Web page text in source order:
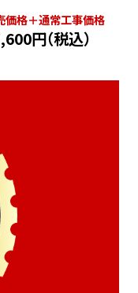
価格＋通常⼯事価格
円（税込）